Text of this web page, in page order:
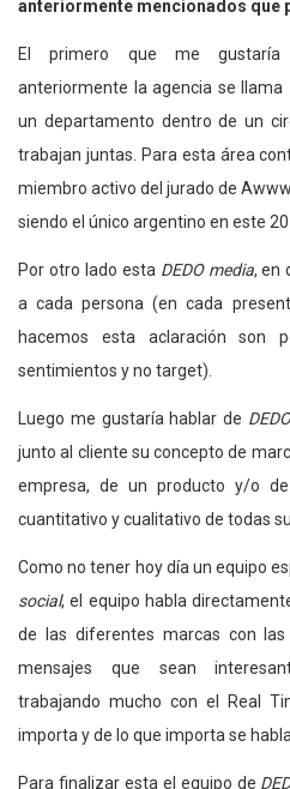
anteriormente mencionados que
El primero que me gustaría
anteriormente la agencia se llama
un departamento dentro de un
trabajan juntas. Para esta área
miembro activo del jurado de
siendo el único argentino en este
Por otro lado esta DEDO media, en
a cada persona (en cada
hacemos esta aclaración son
sentimientos y no target).
Luego me gustaría hablar de
junto al cliente su concepto de
empresa, de un producto y/o
cuantitativo y cualitativo de todas
Como no tener hoy día un equipo
social, el equipo habla
de las diferentes marcas con
mensajes que sean
trabajando mucho con el Real
importa y de lo que importa se habla.
Para finalizar esta el equipo de